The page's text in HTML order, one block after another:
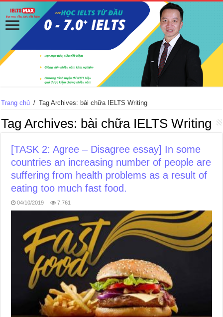
Trang chủ / Tag Archives: bài chữa IELTS Writing
Tag Archives: bài chữa IELTS Writing
[TASK 2: Agree – Disagree essay] In some
countries an increasing number of people are
suffering from health problems as a result of
eating too much fast food.
04/10/2019 7,761